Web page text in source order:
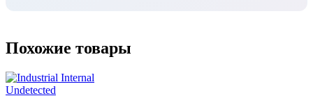
Похожие товары
Undetected